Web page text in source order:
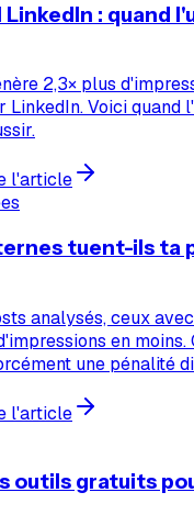
LinkedIn : quand
2,3× plus
LinkedIn. Voici quand
l'article
tuent-ils ta
analysés, ceux
en moins.
une pénalité
l'article
outils gratuits